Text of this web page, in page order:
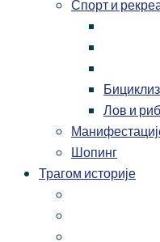
Спорт и
Лов и
Шопинг
Трагом историје